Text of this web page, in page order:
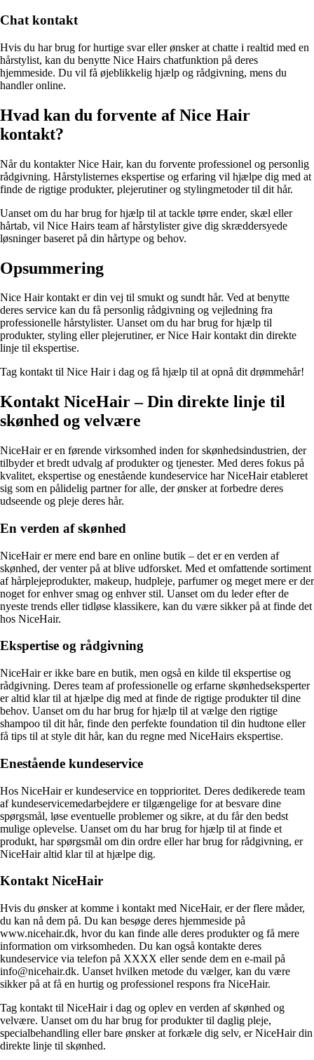
Chat kontakt
Hvis du har brug for hurtige svar eller ønsker at chatte i realtid med en
hårstylist, kan du benytte Nice Hairs chatfunktion på deres
hjemmeside. Du vil få øjeblikkelig hjælp og rådgivning, mens du
handler online.
Hvad kan du forvente af Nice Hair
kontakt?
Når du kontakter Nice Hair, kan du forvente professionel og personlig
rådgivning. Hårstylisternes ekspertise og erfaring vil hjælpe dig med at
finde de rigtige produkter, plejerutiner og stylingmetoder til dit hår.
Uanset om du har brug for hjælp til at tackle tørre ender, skæl eller
hårtab, vil Nice Hairs team af hårstylister give dig skræddersyede
løsninger baseret på din hårtype og behov.
Opsummering
Nice Hair kontakt er din vej til smukt og sundt hår. Ved at benytte
deres service kan du få personlig rådgivning og vejledning fra
professionelle hårstylister. Uanset om du har brug for hjælp til
produkter, styling eller plejerutiner, er Nice Hair kontakt din direkte
linje til ekspertise.
Tag kontakt til Nice Hair i dag og få hjælp til at opnå dit drømmehår!
Kontakt NiceHair – Din direkte linje til
skønhed og velvære
NiceHair er en førende virksomhed inden for skønhedsindustrien, der
tilbyder et bredt udvalg af produkter og tjenester. Med deres fokus på
kvalitet, ekspertise og enestående kundeservice har NiceHair etableret
sig som en pålidelig partner for alle, der ønsker at forbedre deres
udseende og pleje deres hår.
En verden af skønhed
NiceHair er mere end bare en online butik – det er en verden af
skønhed, der venter på at blive udforsket. Med et omfattende sortiment
af hårplejeprodukter, makeup, hudpleje, parfumer og meget mere er der
noget for enhver smag og enhver stil. Uanset om du leder efter de
nyeste trends eller tidløse klassikere, kan du være sikker på at finde det
hos NiceHair.
Ekspertise og rådgivning
NiceHair er ikke bare en butik, men også en kilde til ekspertise og
rådgivning. Deres team af professionelle og erfarne skønhedseksperter
er altid klar til at hjælpe dig med at finde de rigtige produkter til dine
behov. Uanset om du har brug for hjælp til at vælge den rigtige
shampoo til dit hår, finde den perfekte foundation til din hudtone eller
få tips til at style dit hår, kan du regne med NiceHairs ekspertise.
Enestående kundeservice
Hos NiceHair er kundeservice en topprioritet. Deres dedikerede team
af kundeservicemedarbejdere er tilgængelige for at besvare dine
spørgsmål, løse eventuelle problemer og sikre, at du får den bedst
mulige oplevelse. Uanset om du har brug for hjælp til at finde et
produkt, har spørgsmål om din ordre eller har brug for rådgivning, er
NiceHair altid klar til at hjælpe dig.
Kontakt NiceHair
Hvis du ønsker at komme i kontakt med NiceHair, er der flere måder,
du kan nå dem på. Du kan besøge deres hjemmeside på
www.nicehair.dk, hvor du kan finde alle deres produkter og få mere
information om virksomheden. Du kan også kontakte deres
kundeservice via telefon på XXXX eller sende dem en e-mail på
info@nicehair.dk. Uanset hvilken metode du vælger, kan du være
sikker på at få en hurtig og professionel respons fra NiceHair.
Tag kontakt til NiceHair i dag og oplev en verden af skønhed og
velvære. Uanset om du har brug for produkter til daglig pleje,
specialbehandling eller bare ønsker at forkæle dig selv, er NiceHair din
direkte linje til skønhed.